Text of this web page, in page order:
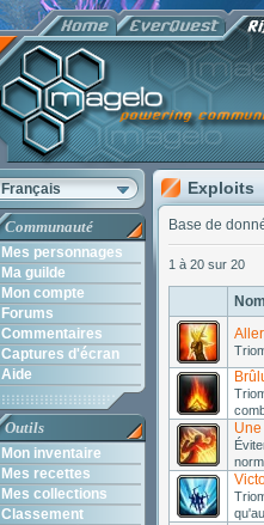
Français
Communauté
Mes personnages
Ma guilde
Mon compte
Forums
Commentaires
Captures d'écran
Aide
Outils
Mon inventaire
Mes recettes
Mes collections
Classement
Exploits
Base de
1 à 20 sur 20
Nom